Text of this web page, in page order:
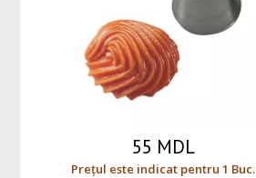
55 MDL
Prețul este indicat pentru 1 Buc.